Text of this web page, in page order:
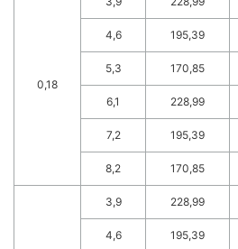
0,18
4,6 195,39
5,3 170,85
6,1 228,99
7,2 195,39
8,2 170,85
3,9 228,99
4,6 195,39